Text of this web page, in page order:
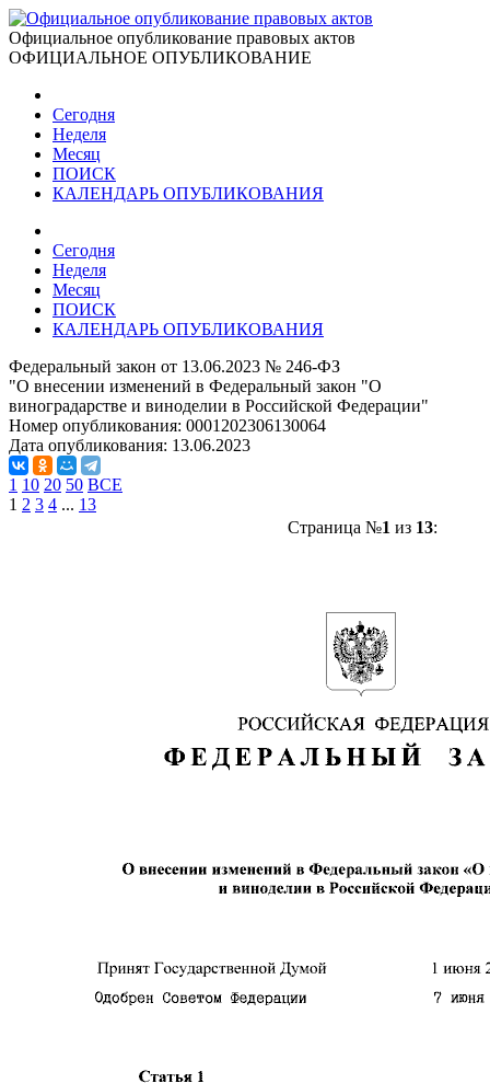
Официальное опубликование правовых актов
ОФИЦИАЛЬНОЕ ОПУБЛИКОВАНИЕ
Сегодня
Неделя
Месяц
ПОИСК
КАЛЕНДАРЬ ОПУБЛИКОВАНИЯ
Сегодня
Неделя
Месяц
ПОИСК
КАЛЕНДАРЬ ОПУБЛИКОВАНИЯ
Федеральный закон от 13.06.2023 № 246-ФЗ
"О внесении изменений в Федеральный закон "О
виноградарстве и виноделии в Российской Федерации"
Номер опубликования: 0001202306130064
Дата опубликования: 13.06.2023
1 10 20 50 ВСЕ
1 2 3 4 ... 13
Страница №1 из 13: